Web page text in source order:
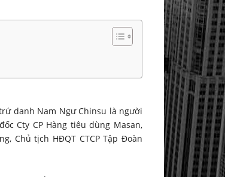
danh Nam Ngư Chinsu là người
Cty CP Hàng tiêu dùng Masan,
Chủ tịch HĐQT CTCP Tập Đoàn